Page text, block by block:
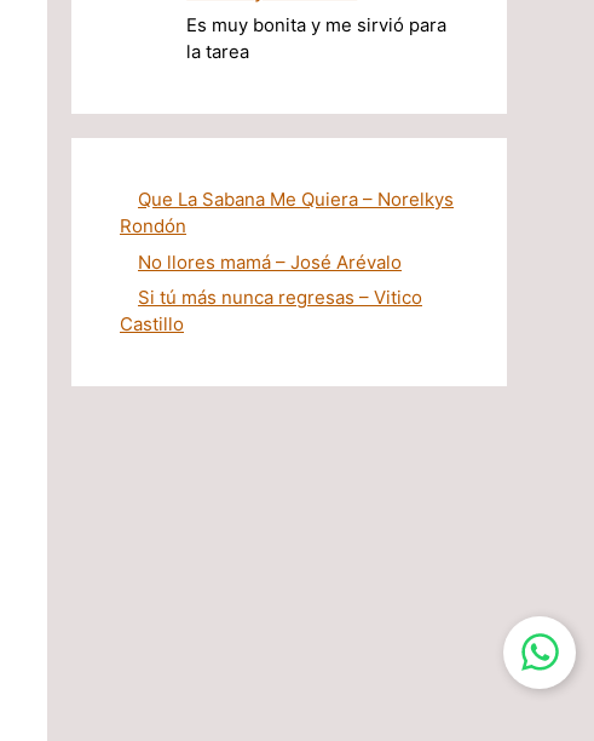
Es muy bonita y me sirvió para
la tarea
Que La Sabana Me Quiera – Norelkys
Rondón
No llores mamá – José Arévalo
Si tú más nunca regresas – Vitico
Castillo